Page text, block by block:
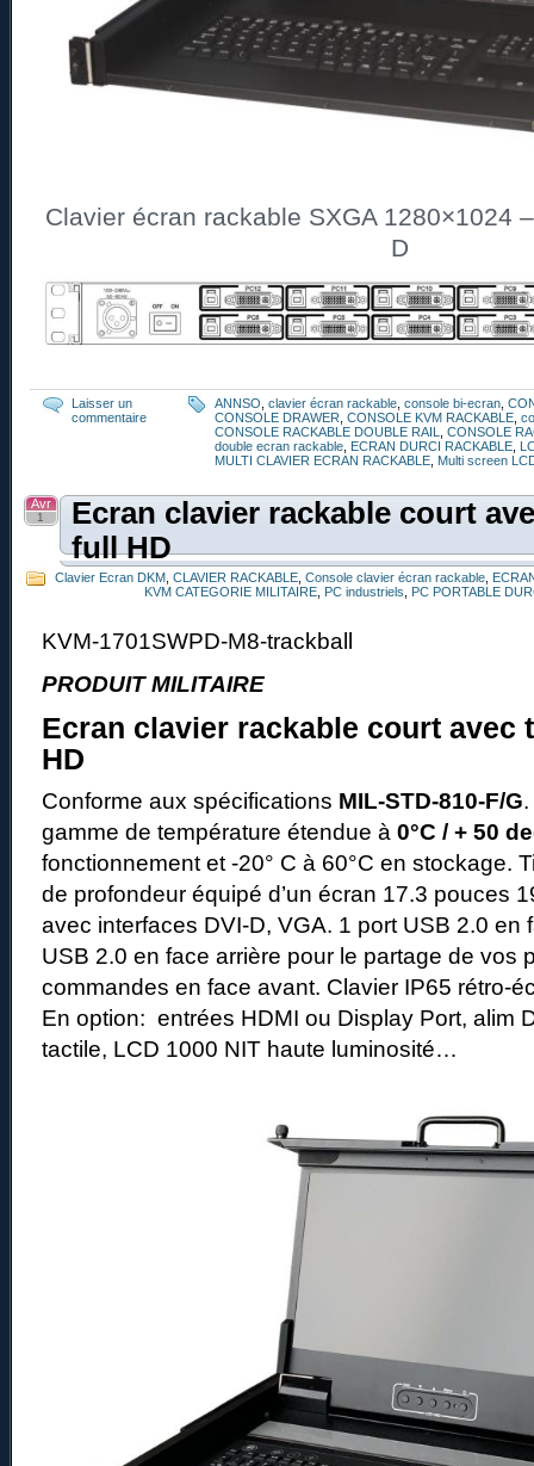
Clavier écran rackable SXGA 1280×1024
D
Laisser un
commentaire
ANNSO clavier écran rackable console bi-ecran
CONSOLE DRAWER CONSOLE KVM RACKABLE
CONSOLE RACKABLE DOUBLE RAIL
CONSOLE
double ecran rackable ECRAN DURCI RACKABLE
MULTI CLAVIER ECRAN RACKABLE Multi screen
Ecran clavier rackable court
full HD
Avr
1
Clavier Ecran DKM CLAVIER RACKABLE Console clavier écran rackable
KVM CATEGORIE MILITAIRE PC industriels PC PORTABLE
KVM-1701SWPD-M8-trackball
PRODUIT MILITAIRE
Ecran clavier rackable court avec
HD
Conforme aux spécifications MIL-STD-810-F/G
gamme de température étendue à 0°C / + 50
fonctionnement et -20° C à 60°C en stockage.
de profondeur équipé d’un écran 17.3 pouces
avec interfaces DVI-D, VGA. 1 port USB 2.0 en
USB 2.0 en face arrière pour le partage de vos
commandes en face avant. Clavier IP65 rétro-
En option: entrées HDMI ou Display Port, alim
tactile, LCD 1000 NIT haute luminosité…